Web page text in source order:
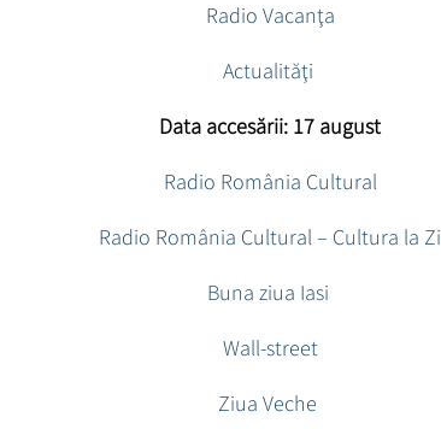
Radio Vacanţa
Actualităţi
Data accesării: 17 august
Radio România Cultural
Radio România Cultural – Cultura la Zi
Buna ziua Iasi
Wall-street
Ziua Veche